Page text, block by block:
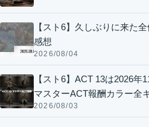
【スト6】久しぶりに来た
感想
2026/08/04
【スト6】ACT 13は2026
マスターACT報酬カラー全
2026/08/03